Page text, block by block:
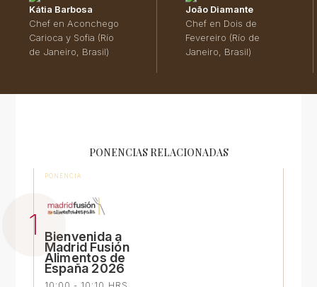
Kátia Barbosa
Chef en Aconchego
Carioca y Sofia (Río
de Janeiro, Brasil)
João Diamante
Chef en Dois de
Fevereiro (Río de
Janeiro, Brasil)
PONENCIAS RELACIONADAS
PONENCIA
Bienvenida a
Madrid Fusión
Alimentos de
España 2026